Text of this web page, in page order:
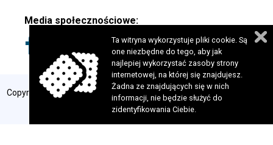
Media społecznościowe:
Copyright 2024 © Fundacja Szansa dla Niewidomych. Wszelkie prawa
zastrzeżone. Realizacja:
perfekcyjneStrony.pl
Ta witryna wykorzystuje pliki cookie. Są
one niezbędne do tego, aby jak
najlepiej wykorzystać zasoby strony
internetowej, na której się znajdujesz.
Żadna ze znajdujących się w nich
informacji, nie będzie służyć do
zidentyfikowania Ciebie.